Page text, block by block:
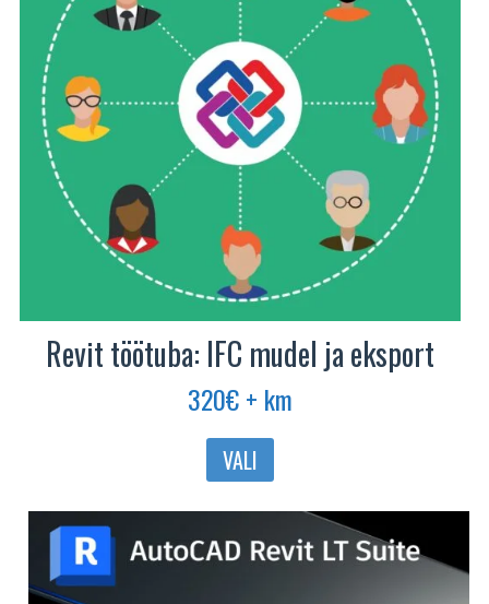
teha
tootelehel.
Revit töötuba: IFC mudel ja eksport
320€+ km
VALI
Sellel
varianti.